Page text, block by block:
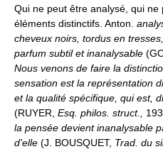
Qui ne peut être analysé, qui
éléments distinctifs. Anton.
cheveux noirs, tordus en
parfum subtil et inanalysable
Nous venons de faire la
sensation est la représentation
et la qualité spécifique, qui est,
(RUYER, Esq. philos. struct.,
la pensée devient inanalysable
d'elle (J. BOUSQUET, Trad. du